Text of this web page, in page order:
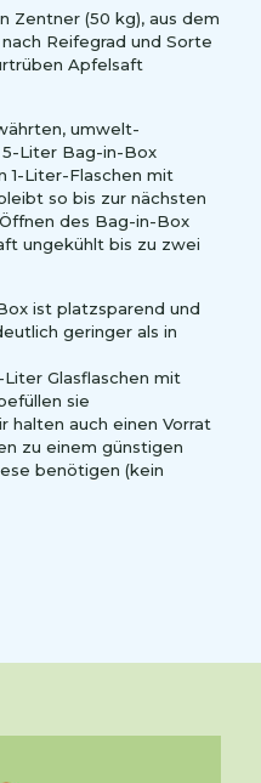
Zentner (50 kg), aus dem
Reifegrad und Sorte
Apfelsaft
umwelt-
Liter Bag-in-Box
1-Liter-Flaschen mit
so bis zur nächsten
des Bag-in-Box
ungekühlt bis zu zwei
ist platzsparend und
geringer als in
Glasflaschen mit
sie
halten auch einen Vorrat
zu einem günstigen
benötigen (kein